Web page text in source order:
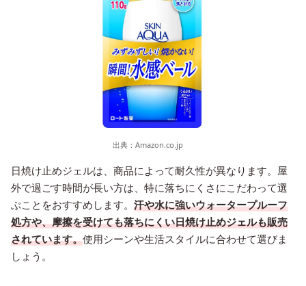
出典： Amazon.co.jp
日焼け止めジェルは、商品によって耐久性が異なります。屋
外で過ごす時間が長い方は、特に落ちにくさにこだわって選
ぶことをおすすめします。 汗や水に強いウォータープルーフ
処方や、摩擦を受けても落ちにくい日焼け止めジェルも販売
されています。使用シーンや生活スタイルに合わせて選びま
しょう。